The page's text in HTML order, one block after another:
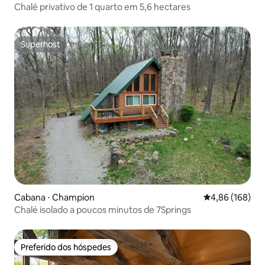
Chalé privativo de 1 quarto em 5,6 hectares
Superhost
Superhost
Cabana ⋅ Champion 4,86 de uma
4,86 (168)
Chalé isolado a poucos minutos de 7Springs
Preferido dos hóspedes
Preferido dos hóspedes